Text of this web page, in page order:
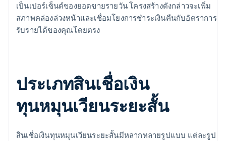
เป็นเปอร์เซ็นต์ของยอดขายรายวัน โครงสร้างดังกล่าวจะเพิ่ม
สภาพคล่องล่วงหน้าและเชื่อมโยงการชำระเงินคืนกับอัตราการ
รับรายได้ของคุณโดยตรง
ประเภทสินเชื่อเงิน
ทุนหมุนเวียนระยะสั้น
สินเชื่อเงินทุนหมุนเวียนระยะสั้นมีหลากหลายรูปแบบ แต่ละรูป